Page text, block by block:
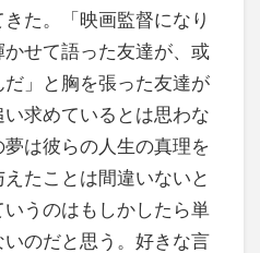
た。「映画監督になり
せて語った友達が、或
」と胸を張った友達が
求めているとは思わな
は彼らの人生の真理を
たことは間違いないと
うのはもしかしたら単
のだと思う。好きな言